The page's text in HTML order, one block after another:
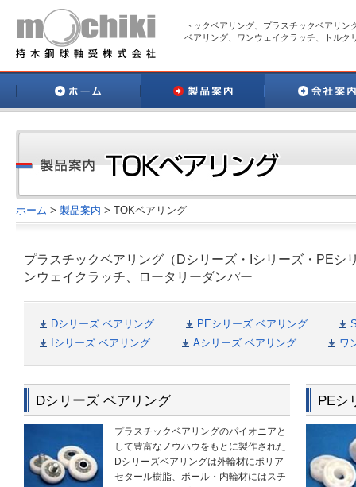
トックベアリング、プラスチックベアリ
ベアリング、ワンウェイクラッチ、トルク
ホーム > 製品案内 > TOKベアリング
プラスチックベアリング（Dシリーズ・Iシリーズ・PEシ
ンウェイクラッチ、ロータリーダンパー
Dシリーズ ベアリング PEシリーズ ベアリング
Iシリーズ ベアリング
Aシリーズ ベアリング ワ
Dシリーズ ベアリング
プラスチックベアリングのパイオニアと
して豊富なノウハウをもとに製作された
Dシリーズベアリングは外輪材にポリア
セタール樹脂、ボール・内輪材にはスチ
PEシ